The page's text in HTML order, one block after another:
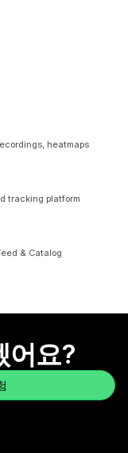
heatmaps
tracking platform
& Catalog
어요?